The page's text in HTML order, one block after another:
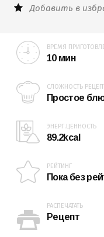
Добавить в
ВРЕМЯ
10 мин
СЛОЖНОСТЬ
Простое
ЭНЕРГ.ЦЕННОСТЬ
89.2kcal
РЕЙТИНГ
Пока без
РАСПЕЧАТАТЬ
Рецепт